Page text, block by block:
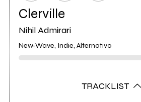
Clerville
Nihil Admirari
New-Wave, Indie, Alternativo
TRACKLIST